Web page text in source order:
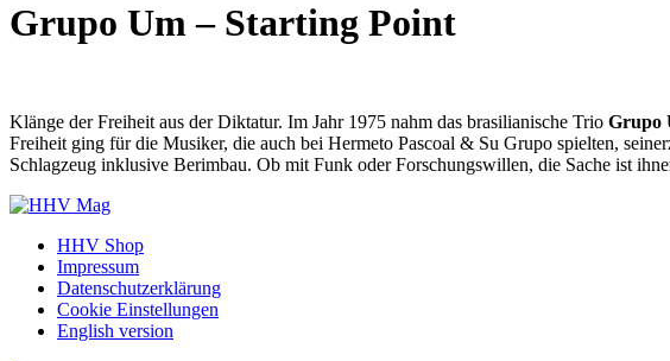
Grupo Um – Starting Point
Klänge der Freiheit aus der Diktatur. Im Jahr 1975 nahm das brasilianische Trio Grupo
Freiheit ging für die Musiker, die auch bei Hermeto Pascoal & Su Grupo spielten,
Schlagzeug inklusive Berimbau. Ob mit Funk oder Forschungswillen, die Sache ist
HHV Shop
Impressum
Datenschutzerklärung
Cookie Einstellungen
English version